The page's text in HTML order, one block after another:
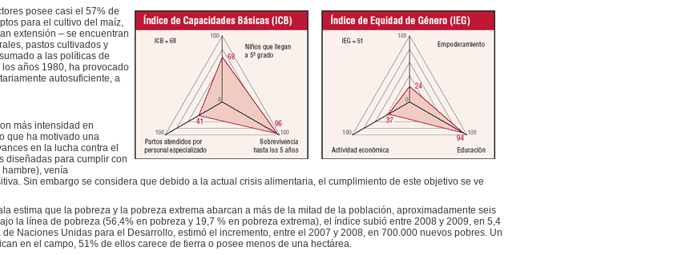
posee casi el 57% de
para el cultivo del maíz,
extensión – se encuentran
pastos cultivados y
a las políticas de
años 1980, ha provocado
autosuficiente, a
más intensidad en
que ha motivado una
en la lucha contra el
diseñadas para cumplir con
venía
Sin embargo se considera que debido a la actual crisis alimentaria, el cumplimiento de este objetivo se ve
estima que la pobreza y la pobreza extrema abarcan a más de la mitad de la población, aproximadamente seis
la línea de pobreza (56,4% en pobreza y 19,7 % en pobreza extrema), el índice subió entre 2008 y 2009, en 5,4
Naciones Unidas para el Desarrollo, estimó el incremento, entre el 2007 y 2008, en 700.000 nuevos pobres. Un
en el campo, 51% de ellos carece de tierra o posee menos de una hectárea.